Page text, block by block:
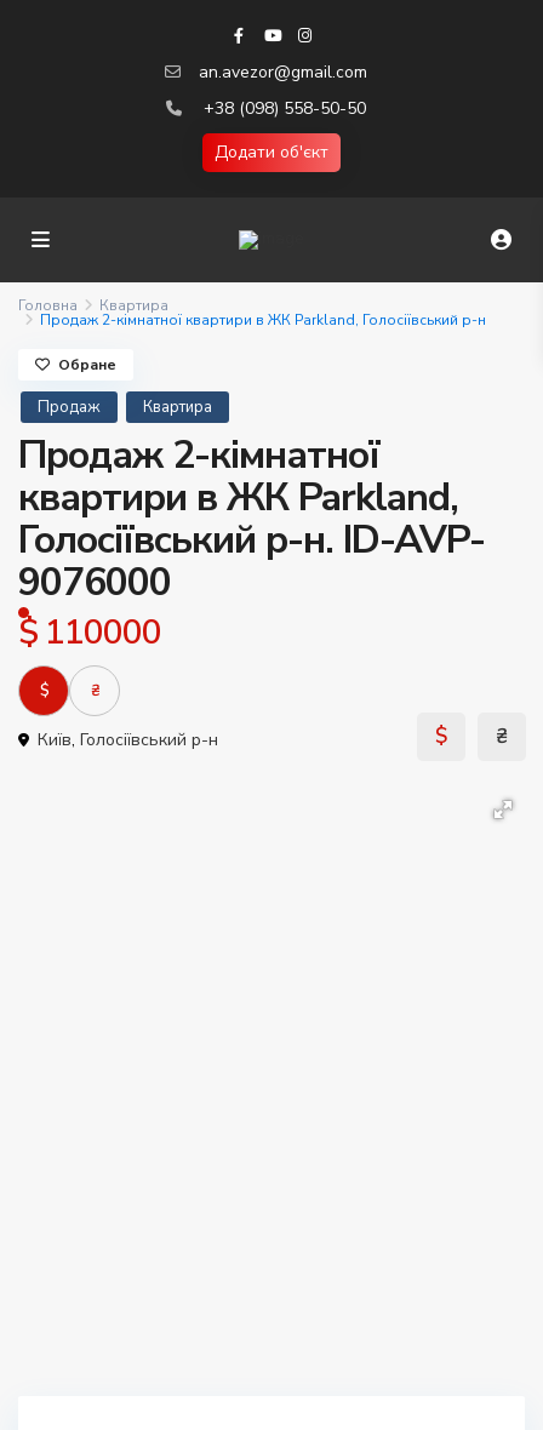
an.avezor@gmail.com
+38 (098) 558-50-50
Додати об'єкт
Головна Квартира
Продаж 2-кімнатної квартири в ЖК Parkland, Голосіївський р-н
Продаж Квартира
Продаж 2-кімнатної
квартири в ЖК Parkland,
Голосіївський р-н. ID-AVP-
9076000
$ 110000
$ ₴
Київ, Голосіївський р-н
Обране
$ ₴